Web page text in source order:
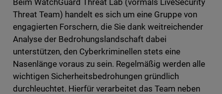
Threat Team) handelt es sich um eine Gruppe von
engagierten Forschern, die Sie dank weitreichender
Analyse der Bedrohungslandschaft dabei
unterstützen, den Cyberkriminellen stets eine
Nasenlänge voraus zu sein. Regelmäßig werden alle
wichtigen Sicherheitsbedrohungen gründlich
durchleuchtet. Hierfür verarbeitet das Team neben